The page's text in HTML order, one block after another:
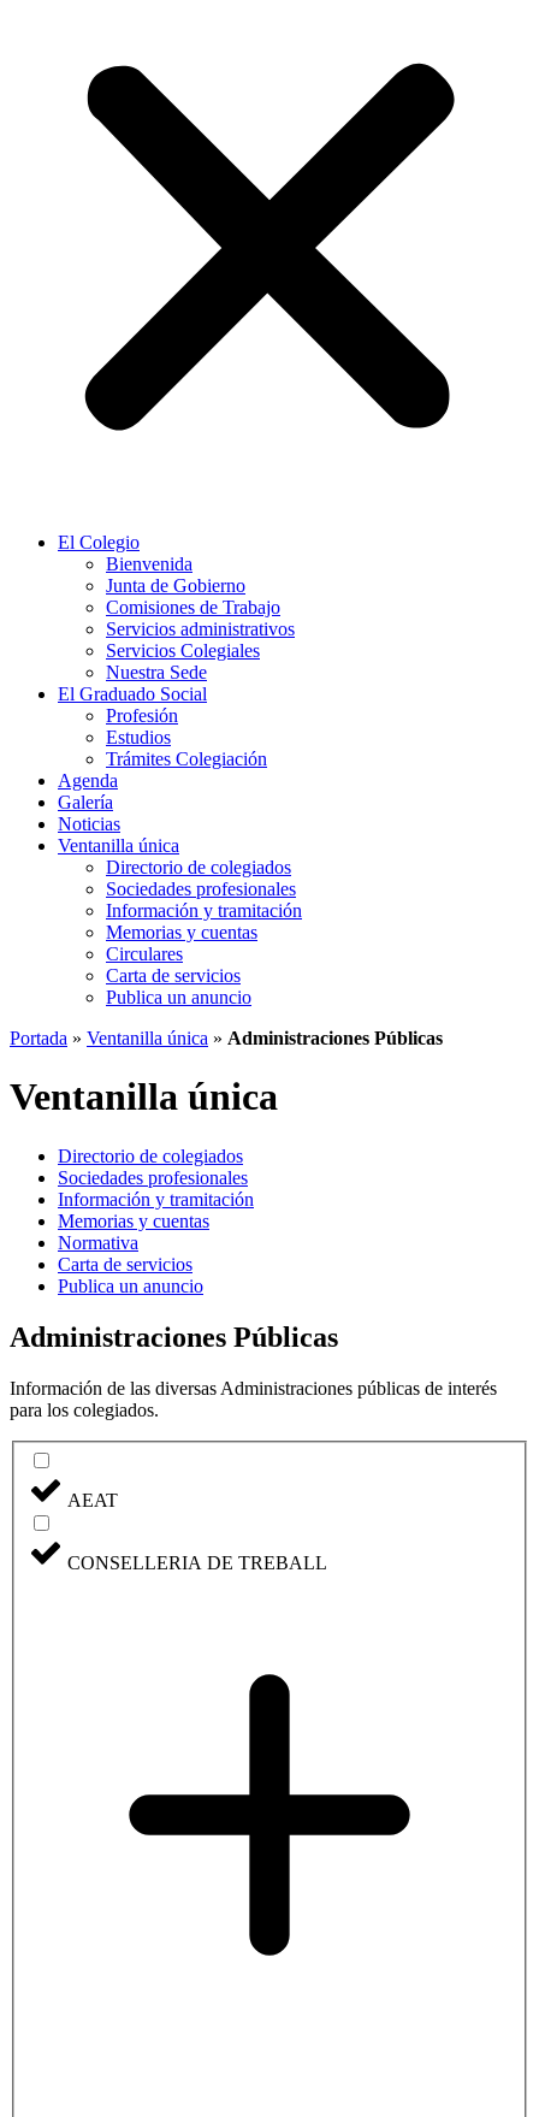
El Colegio
Bienvenida
Junta de Gobierno
Comisiones de Trabajo
Servicios administrativos
Servicios Colegiales
Nuestra Sede
El Graduado Social
Profesión
Estudios
Trámites Colegiación
Agenda
Galería
Noticias
Ventanilla única
Directorio de colegiados
Sociedades profesionales
Información y tramitación
Memorias y cuentas
Circulares
Carta de servicios
Publica un anuncio
Portada » Ventanilla única » Administraciones Públicas
Ventanilla única
Directorio de colegiados
Sociedades profesionales
Información y tramitación
Memorias y cuentas
Normativa
Carta de servicios
Publica un anuncio
Administraciones Públicas
Información de las diversas Administraciones públicas de interés
para los colegiados.
AEAT
CONSELLERIA DE TREBALL